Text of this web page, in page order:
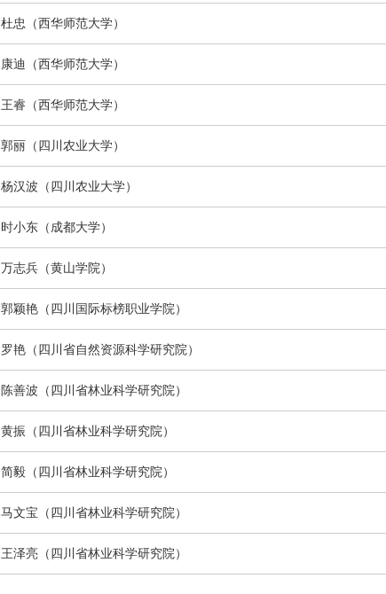
杜忠 （西华师范大学）
康迪 （西华师范大学）
王睿 （西华师范大学）
郭丽（四川农业大学）
杨汉波 （四川农业大学）
时小东 （成都大学）
万志兵 （黄山学院）
郭颖艳 （四川国际标榜职业学院）
罗艳（四川省自然资源科学研究院）
陈善波 （四川省林业科学研究院）
黄振 （四川省林业科学研究院）
简毅 （四川省林业科学研究院）
马文宝 （四川省林业科学研究院）
王泽亮 （四川省林业科学研究院）